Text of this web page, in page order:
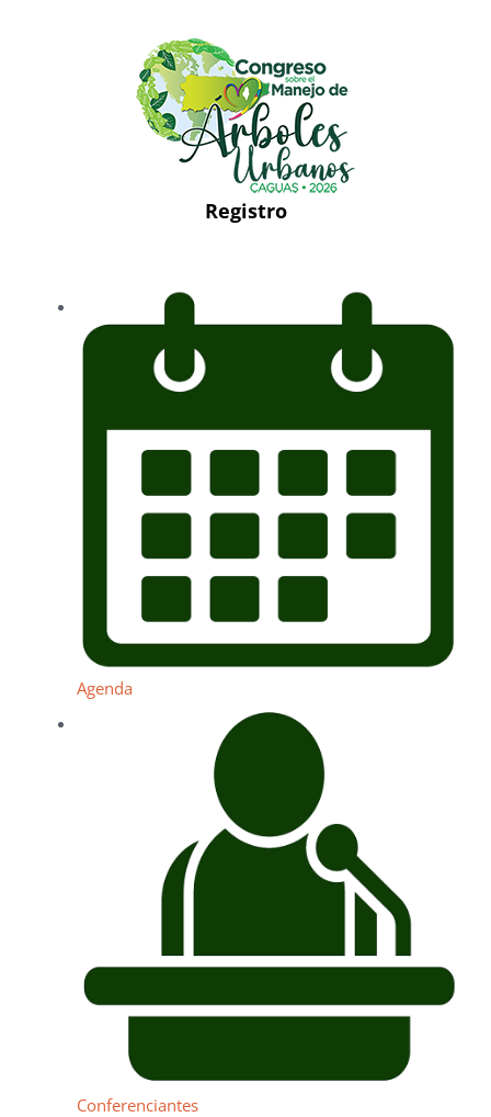
Registro
Agenda
Conferenciantes